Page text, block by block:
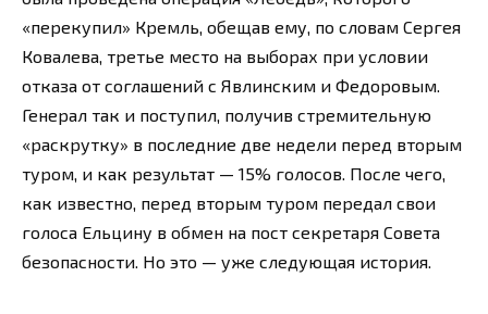
«перекупил» Кремль, обещав ему, по словам Сергея
Ковалева, третье место на выборах при условии
отказа от соглашений с Явлинским и Федоровым.
Генерал так и поступил, получив стремительную
«раскрутку» в последние две недели перед вторым
туром, и как результат — 15% голосов. После чего,
как известно, перед вторым туром передал свои
голоса Ельцину в обмен на пост секретаря Совета
безопасности. Но это — уже следующая история.